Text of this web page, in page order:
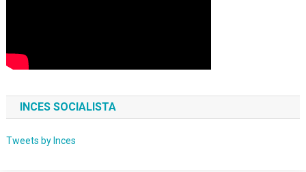
INCES SOCIALISTA
Tweets by Inces